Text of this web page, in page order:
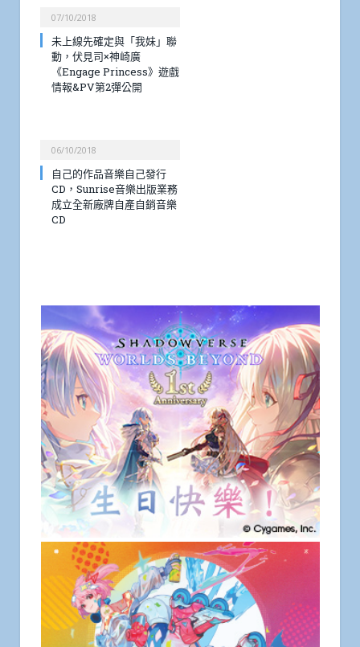
07/10/2018
未上線先確定與「我妹」聯
動，伏見司×神崎廣
《Engage Princess》遊戲
情報&PV第2彈公開
06/10/2018
自己的作品音樂自己發行
CD，Sunrise音樂出版業務
成立全新廠牌自產自銷音樂
CD